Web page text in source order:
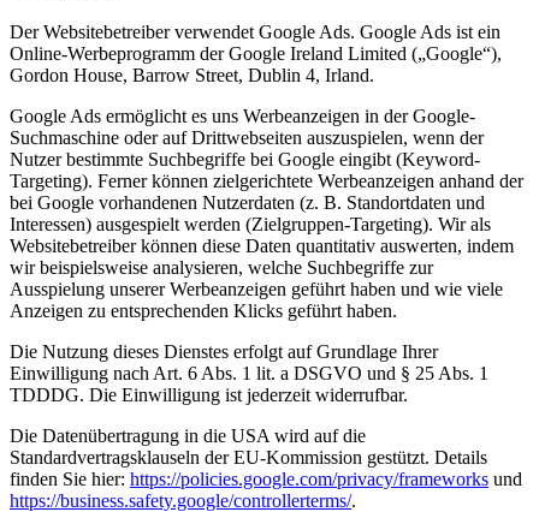
Der Websitebetreiber verwendet Google Ads. Google Ads ist ein
Online-Werbeprogramm der Google Ireland Limited („Google“),
Gordon House, Barrow Street, Dublin 4, Irland.
Google Ads ermöglicht es uns Werbeanzeigen in der Google-
Suchmaschine oder auf Drittwebseiten auszuspielen, wenn der
Nutzer bestimmte Suchbegriffe bei Google eingibt (Keyword-
Targeting). Ferner können zielgerichtete Werbeanzeigen anhand der
bei Google vorhandenen Nutzerdaten (z. B. Standortdaten und
Interessen) ausgespielt werden (Zielgruppen-Targeting). Wir als
Websitebetreiber können diese Daten quantitativ auswerten, indem
wir beispielsweise analysieren, welche Suchbegriffe zur
Ausspielung unserer Werbeanzeigen geführt haben und wie viele
Anzeigen zu entsprechenden Klicks geführt haben.
Die Nutzung dieses Dienstes erfolgt auf Grundlage Ihrer
Einwilligung nach Art. 6 Abs. 1 lit. a DSGVO und § 25 Abs. 1
TDDDG. Die Einwilligung ist jederzeit widerrufbar.
Die Datenübertragung in die USA wird auf die
Standardvertragsklauseln der EU-Kommission gestützt. Details
finden Sie hier: https://policies.google.com/privacy/frameworks und
https://business.safety.google/controllerterms/.